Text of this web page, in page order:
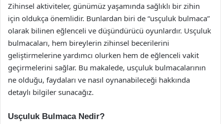
Zihinsel aktiviteler, günümüz yaşamında sağlıklı bir zihin
için oldukça önemlidir. Bunlardan biri de “usçuluk bulmaca”
olarak bilinen eğlenceli ve düşündürücü oyunlardır. Usçuluk
bulmacaları, hem bireylerin zihinsel becerilerini
geliştirmelerine yardımcı olurken hem de eğlenceli vakit
geçirmelerini sağlar. Bu makalede, usçuluk bulmacalarının
ne olduğu, faydaları ve nasıl oynanabileceği hakkında
detaylı bilgiler sunacağız.
Usçuluk Bulmaca Nedir?